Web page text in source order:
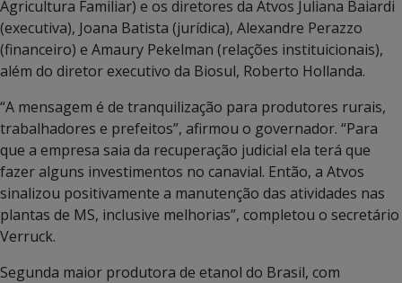
Agricultura Familiar) e os diretores da Atvos Juliana Baiardi
(executiva), Joana Batista (jurídica), Alexandre Perazzo
(financeiro) e Amaury Pekelman (relações instituicionais),
além do diretor executivo da Biosul, Roberto Hollanda.
“A mensagem é de tranquilização para produtores rurais,
trabalhadores e prefeitos”, afirmou o governador. “Para
que a empresa saia da recuperação judicial ela terá que
fazer alguns investimentos no canavial. Então, a Atvos
sinalizou positivamente a manutenção das atividades nas
plantas de MS, inclusive melhorias”, completou o secretário
Verruck.
Segunda maior produtora de etanol do Brasil, com